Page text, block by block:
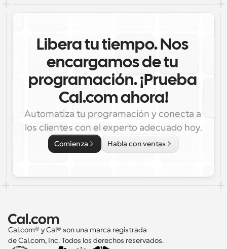
Libera tu tiempo. Nos
encargamos de tu
programación. ¡Prueba
Cal.com ahora!
Automatiza tu programación y conecta a
los clientes con el experto adecuado hoy.
Comienza Habla con ventas
Cal.com® y Cal® son una marca registrada
de Cal.com, Inc. Todos los derechos reservados.